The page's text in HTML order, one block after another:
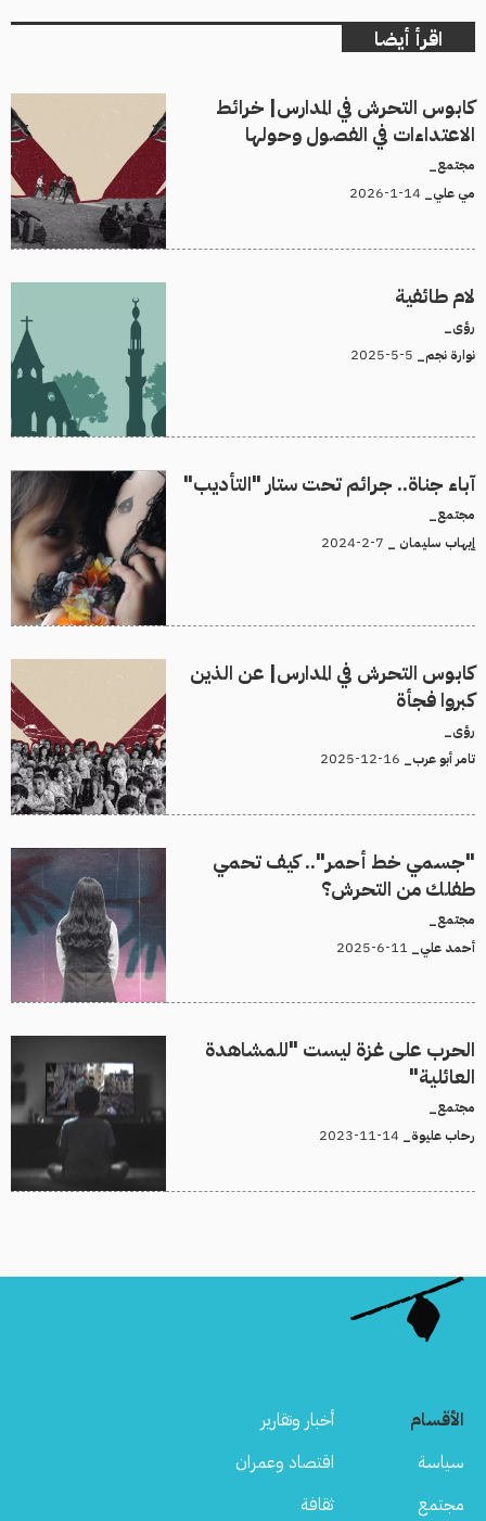
اقرأ أيضا
كابوس التحرش في المدارس| خرائط
الاعتداءات في الفصول وحولها
مجتمع_
مي علي_
لام طائفية
رؤى_
نوارة نجم_
آباء جناة.. جرائم تحت ستار "التأديب"
مجتمع_
إيهاب سليمان _
كابوس التحرش في المدارس| عن الذين
كبروا فجأة
رؤى_
تامر أبو عرب_
"جسمي خط أحمر".. كيف تحمي
طفلك من التحرش؟
مجتمع_
أحمد علي_
الحرب على غزة ليست "للمشاهدة
العائلية"
مجتمع_
رحاب عليوة_
الأقسام
أخبار وتقارير
سياسة
اقتصاد وعمران
مجتمع
ثقافة